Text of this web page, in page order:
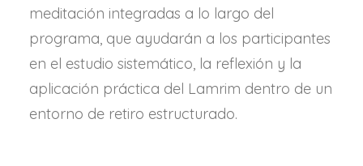
meditación integradas a lo largo del
programa, que ayudarán a los participantes
en el estudio sistemático, la reflexión y la
aplicación práctica del Lamrim dentro de un
entorno de retiro estructurado.